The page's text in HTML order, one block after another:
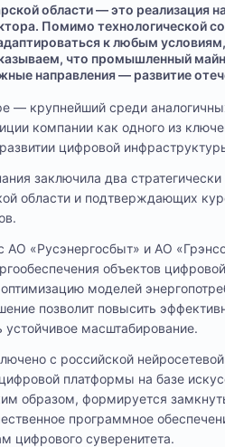
области — это реализация
Помимо технологической
к любым условиям,
что промышленный
направления — развитие
— крупнейший среди
компании как одного из
цифровой
заключила два
области и подтверждающих
АО «Русэнергосбыт» и АО
объектов
моделей
позволит повысить
устойчивое масштабирование.
с российской
платформы на базе
образом, формируется
программное
цифрового суверенитета.